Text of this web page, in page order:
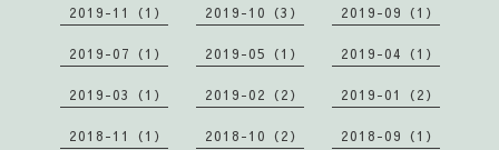
2019-11（1） 2019-10（3） 2019-09（1）
2019-07（1） 2019-05（1） 2019-04（1）
2019-03（1） 2019-02（2） 2019-01（2）
2018-11（1） 2018-10（2） 2018-09（1）